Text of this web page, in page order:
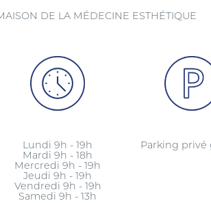
DE LA MÉDECINE ESTHÉTIQUE
Lundi 9h - 19h
Mardi 9h - 18h
Mercredi 9h - 19h
Jeudi 9h - 19h
Vendredi 9h - 19h
Samedi 9h - 13h
Parking privé